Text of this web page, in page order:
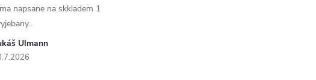
Ulmann
napsane na skkladem 1